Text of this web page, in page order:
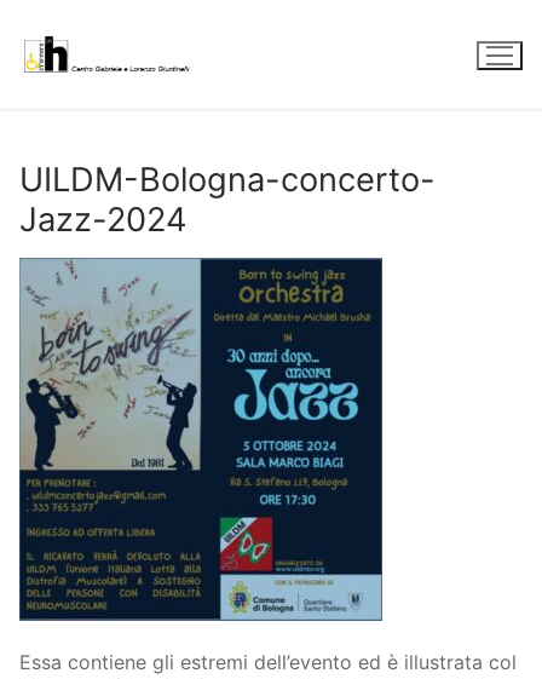
contenuto
UILDM-Bologna-concerto-
Jazz-2024
Essa contiene gli estremi dell’evento ed è illustrata col